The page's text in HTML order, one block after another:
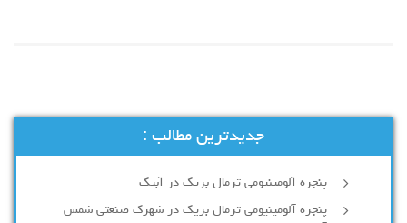
جدیدترین مطالب :
پنجره آلومینیومی ترمال بریک در آبیک
پنجره آلومینیومی ترمال بریک در شهرک صنعتی شمس